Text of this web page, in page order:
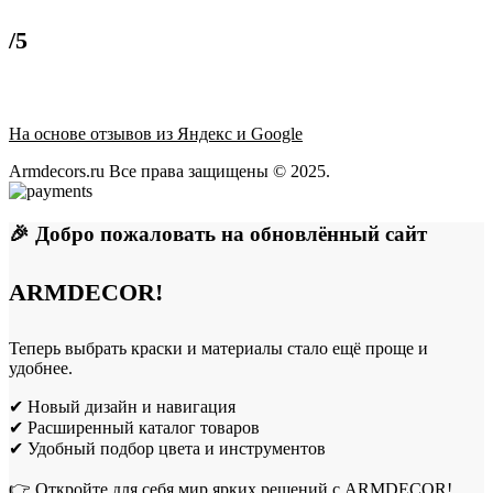
/5
На основе отзывов из Яндекс и Google
Armdecors.ru Все права защищены © 2025. ​
🎉 Добро пожаловать на обновлённый сайт
ARMDECOR!
Теперь выбрать краски и материалы стало ещё проще и
удобнее.
✔ Новый дизайн и навигация
✔ Расширенный каталог товаров
✔ Удобный подбор цвета и инструментов
👉 Откройте для себя мир ярких решений с ARMDECOR!